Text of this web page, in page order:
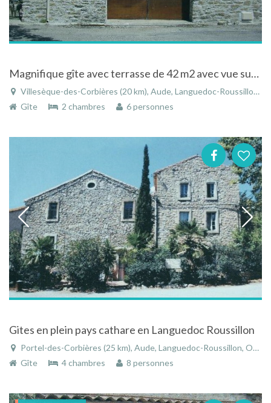
Magnifique gîte avec terrasse de 42 m2 avec vue sur pinède très confortable
Villesèque-des-Corbières (20 km), Aude, Languedoc-Roussillon, Occitanie, France
Gîte
2 chambres 6 personnes
Gites en plein pays cathare en Languedoc Roussillon
Portel-des-Corbières (25 km), Aude, Languedoc-Roussillon, Occitanie, France
Gîte
4 chambres 8 personnes